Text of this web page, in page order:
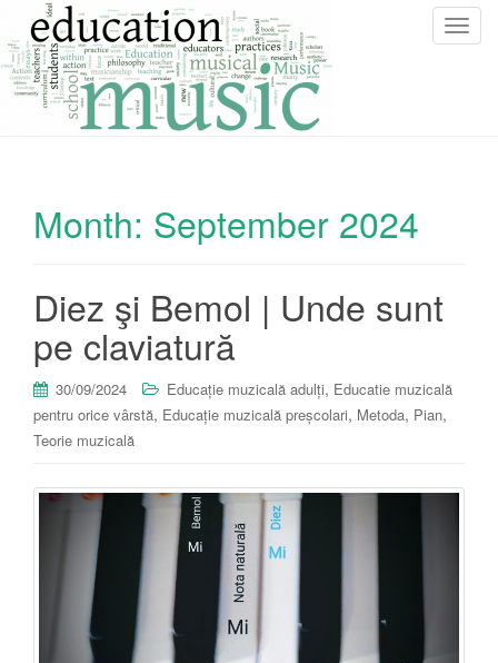
T
Month: September 2024
Diez şi Bemol | Unde sunt
pe claviatură
30/09/2024 Educație muzicală adulți, Educatie muzicală
pentru orice vârstă, Educație muzicală preșcolari, Metoda, Pian,
Teorie muzicală